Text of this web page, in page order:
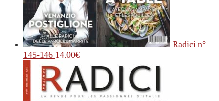
Radici n°
145-146 14.00€